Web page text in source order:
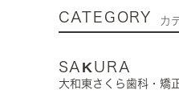
CATEGORY カ
SAKURA
大和東さくら歯科・矯